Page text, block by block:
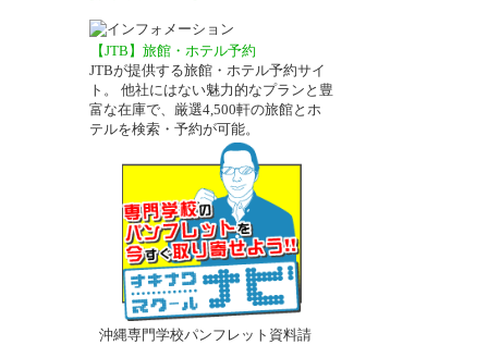
【JTB】旅館・ホテル予約
JTBが提供する旅館・ホテル予約サイ
ト。 他社にはない魅力的なプランと豊
富な在庫で、厳選4,500軒の旅館とホ
テルを検索・予約が可能。
沖縄専門学校パンフレット資料請